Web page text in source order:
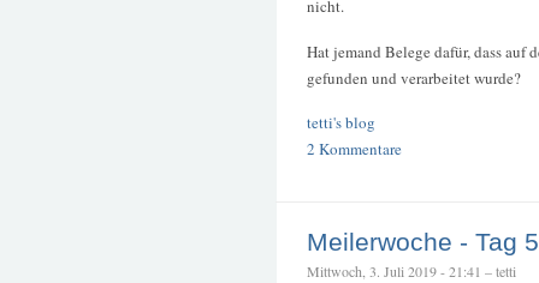
nicht.
Hat jemand Belege dafür, dass auf
gefunden und verarbeitet wurde?
tetti's blog
2 Kommentare
Meilerwoche - Tag 5
Mittwoch, 3. Juli 2019 - 21:41 – tetti